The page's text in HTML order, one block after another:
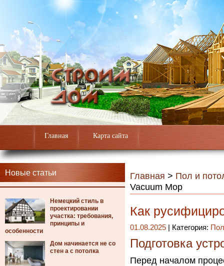
Главная Карта сайта
Новые статьи
Немецкий стиль в
проектировании
участка: требования,
принципы и
особенности
Дом начинается не со
стен а с потолка
Главная > Пол и
Vacuum Mop
Как
01.08.2025 | Категория:
Подготовка
Перед началом